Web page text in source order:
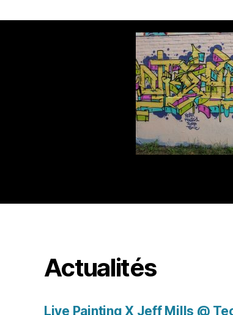
Actualités
Live Painting X Jeff Mills @